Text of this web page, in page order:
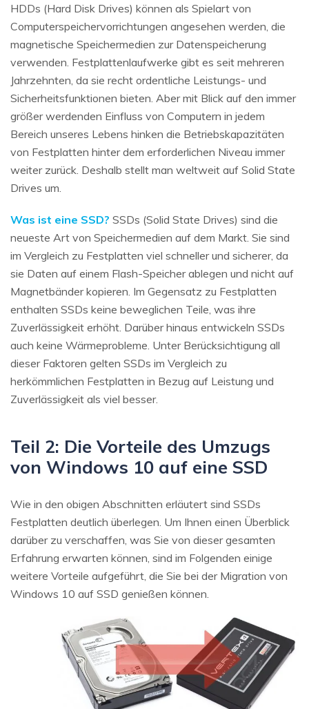
HDDs (Hard Disk Drives) können als Spielart von
Computerspeichervorrichtungen angesehen werden, die
magnetische Speichermedien zur Datenspeicherung
verwenden. Festplattenlaufwerke gibt es seit mehreren
Jahrzehnten, da sie recht ordentliche Leistungs- und
Sicherheitsfunktionen bieten. Aber mit Blick auf den immer
größer werdenden Einfluss von Computern in jedem
Bereich unseres Lebens hinken die Betriebskapazitäten
von Festplatten hinter dem erforderlichen Niveau immer
weiter zurück. Deshalb stellt man weltweit auf Solid State
Drives um.
Was ist eine SSD? SSDs (Solid State Drives) sind die
neueste Art von Speichermedien auf dem Markt. Sie sind
im Vergleich zu Festplatten viel schneller und sicherer, da
sie Daten auf einem Flash-Speicher ablegen und nicht auf
Magnetbänder kopieren. Im Gegensatz zu Festplatten
enthalten SSDs keine beweglichen Teile, was ihre
Zuverlässigkeit erhöht. Darüber hinaus entwickeln SSDs
auch keine Wärmeprobleme. Unter Berücksichtigung all
dieser Faktoren gelten SSDs im Vergleich zu
herkömmlichen Festplatten in Bezug auf Leistung und
Zuverlässigkeit als viel besser.
Teil 2: Die Vorteile des Umzugs
von Windows 10 auf eine SSD
Wie in den obigen Abschnitten erläutert sind SSDs
Festplatten deutlich überlegen. Um Ihnen einen Überblick
darüber zu verschaffen, was Sie von dieser gesamten
Erfahrung erwarten können, sind im Folgenden einige
weitere Vorteile aufgeführt, die Sie bei der Migration von
Windows 10 auf SSD genießen können.